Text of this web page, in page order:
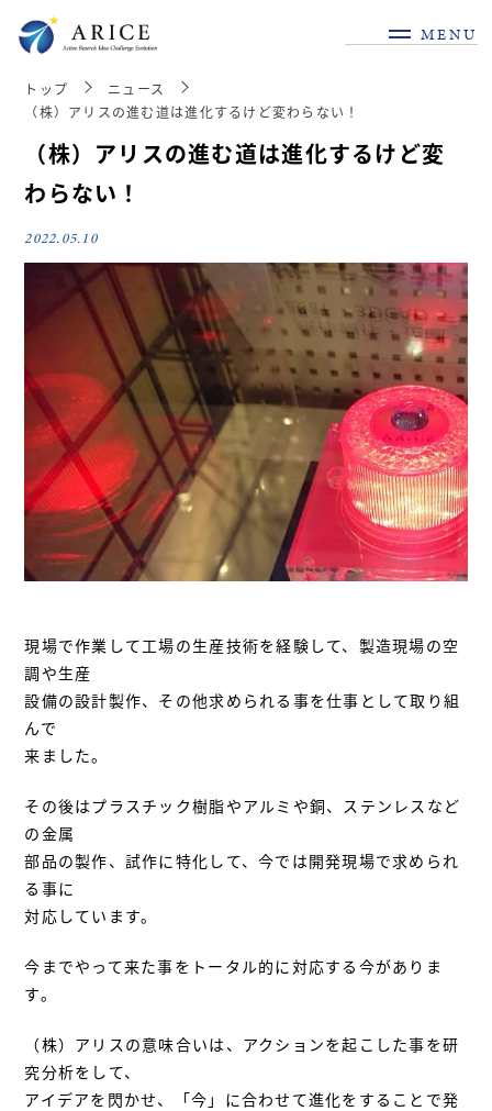
MENU
トップ
ニュース
（株）アリスの進む道は進化するけど変わらない！
（株）アリスの進む道は進化するけど変
わらない！
2022.05.10
現場で作業して工場の生産技術を経験して、製造現場の空
調や生産
設備の設計製作、その他求められる事を仕事として取り組
んで
来ました。
その後はプラスチック樹脂やアルミや銅、ステンレスなど
の金属
部品の製作、試作に特化して、今では開発現場で求められ
る事に
対応しています。
今までやって来た事をトータル的に対応する今がありま
す。
（株）アリスの意味合いは、アクションを起こした事を研
究分析をして、
アイデアを閃かせ、「今」に合わせて進化をすることで発